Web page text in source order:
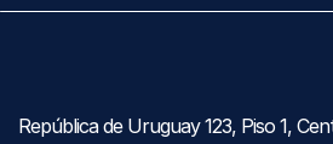
República de Uruguay 123, Piso 1,